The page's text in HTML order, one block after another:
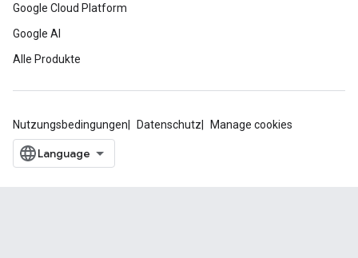
Google Cloud Platform
Google AI
Alle Produkte
Nutzungsbedingungen Datenschutz Manage cookies